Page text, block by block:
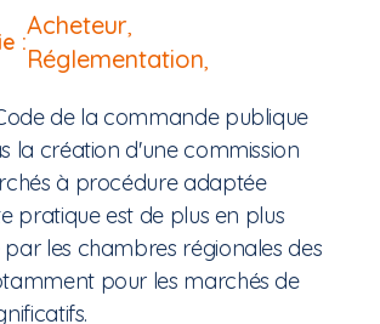
:
Acheteur
Réglementation
de la commande publique
la création d'une commission
à procédure adaptée
pratique est de plus en plus
les chambres régionales des
pour les marchés de